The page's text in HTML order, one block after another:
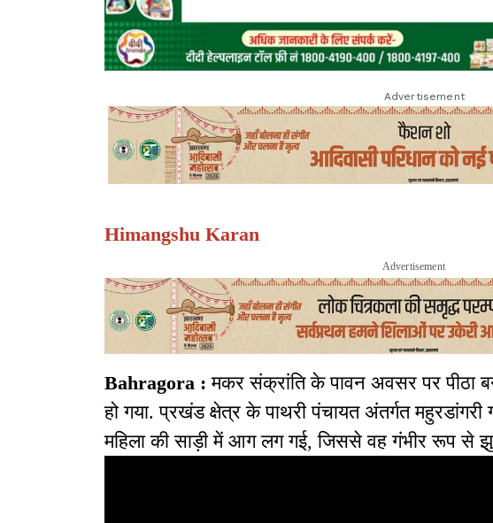
Advertisement
Himangshu Karan
Advertisement
Bahragora :मकर संक्रांति के पावन अवसर पर पीठा
हो गया. प्रखंड क्षेत्र के पाथरी पंचायत अंतर्गत महुरडांगरी
महिला की साड़ी में आग लग गई, जिससे वह गंभीर रूप से